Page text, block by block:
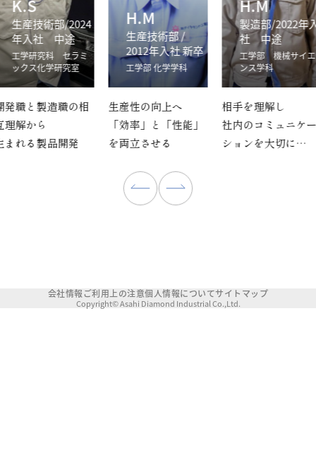
K.S
生産技術部/2024
年入社 中途
工学研究科 セラミ
ックス化学研究室
発職と製造職の相
理解から
まれる製品開発
H.M
⽣産技術部 /
2012年入社 新卒
工学部 化学学科
生産性の向上へ
「効率」と「性能」
を両立させる
H.M
製造部/2022年
社 中途
工学部 機械サイエ
ンス学科
相手を理解し
社内のコミュニケ
ションを大切に
会社情報ご利用上の注意個人情報についてサイトマップ
Copyright© Asahi Diamond Industrial Co.,Ltd.